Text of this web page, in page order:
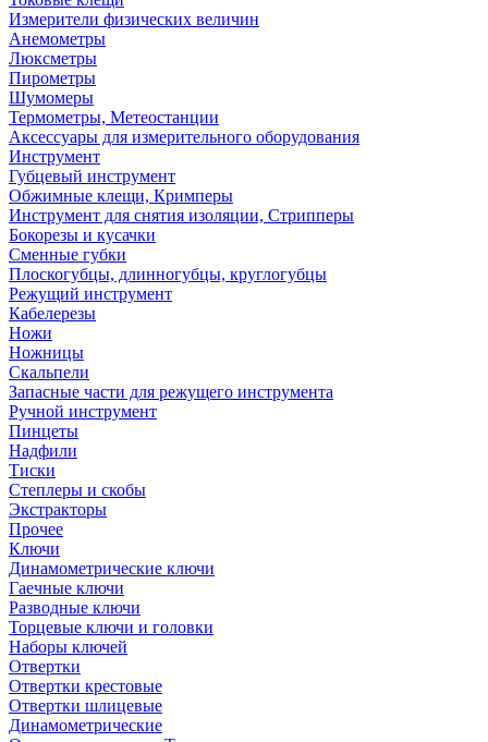
Измерители физических величин
Анемометры
Люксметры
Пирометры
Шумомеры
Термометры, Метеостанции
Аксессуары для измерительного оборудования
Инструмент
Губцевый инструмент
Обжимные клещи, Кримперы
Инструмент для снятия изоляции, Стрипперы
Бокорезы и кусачки
Сменные губки
Плоскогубцы, длинногубцы, круглогубцы
Режущий инструмент
Кабелерезы
Ножи
Ножницы
Скальпели
Запасные части для режущего инструмента
Ручной инструмент
Пинцеты
Надфили
Тиски
Степлеры и скобы
Экстракторы
Прочее
Ключи
Динамометрические ключи
Гаечные ключи
Разводные ключи
Торцевые ключи и головки
Наборы ключей
Отвертки
Отвертки крестовые
Отвертки шлицевые
Динамометрические